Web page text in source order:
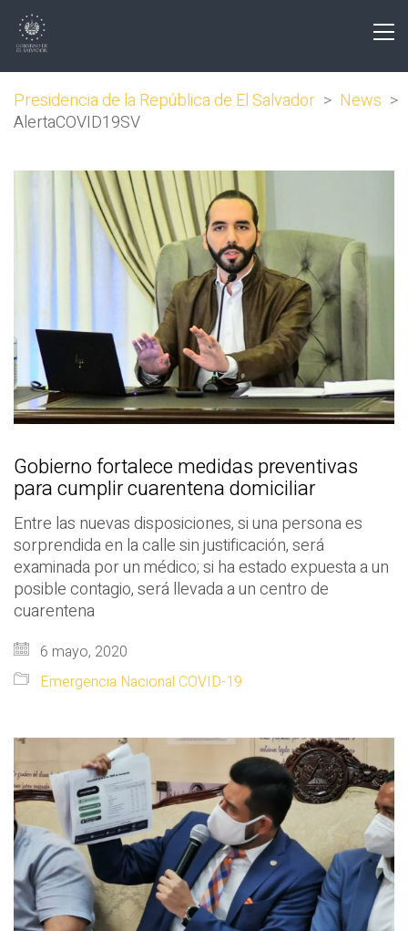
Presidencia de la República de El Salvador > News >
AlertaCOVID19SV
Gobierno fortalece medidas preventivas
para cumplir cuarentena domiciliar
Entre las nuevas disposiciones, si una persona es
sorprendida en la calle sin justificación, será
examinada por un médico; si ha estado expuesta a un
posible contagio, será llevada a un centro de
cuarentena
6 mayo, 2020
Emergencia Nacional COVID-19